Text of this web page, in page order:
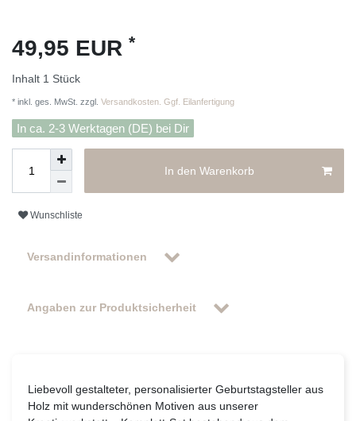
49,95 EUR *
Inhalt 1 Stück
* inkl. ges. MwSt. zzgl. Versandkosten. Ggf. Eilanfertigung
In ca. 2-3 Werktagen (DE) bei Dir
In den Warenkorb
Wunschliste
Versandinformationen
Angaben zur Produktsicherheit
Liebevoll gestalteter, personalisierter Geburtstagsteller aus
Holz mit wunderschönen Motiven aus unserer